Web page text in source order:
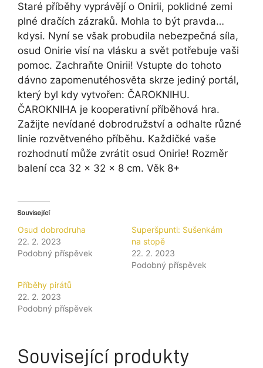
Staré příběhy vyprávějí o Onirii, poklidné zemi
plné dračích zázraků. Mohla to být pravda…
kdysi. Nyní se však probudila nebezpečná síla,
osud Onirie visí na vlásku a svět potřebuje vaši
pomoc. Zachraňte Onirii! Vstupte do tohoto
dávno zapomenutéhosvěta skrze jediný portál,
který byl kdy vytvořen: ČAROKNIHU.
ČAROKNIHA je kooperativní příběhová hra.
Zažijte nevídané dobrodružství a odhalte různé
linie rozvětveného příběhu. Každičké vaše
rozhodnutí může zvrátit osud Onirie! Rozměr
balení cca 32 x 32 x 8 cm. Věk 8+
Související
Osud dobrodruha
22. 2. 2023
Podobný příspěvek
Superšpunti: Sušenkám
na stopě
22. 2. 2023
Podobný příspěvek
Příběhy pirátů
22. 2. 2023
Podobný příspěvek
Související produkty